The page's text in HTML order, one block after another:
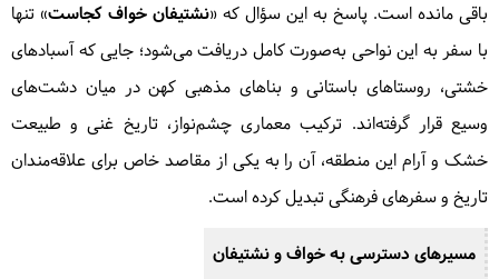
باقی مانده است. پاسخ به این سؤال که «نشتیفان خواف کجاست» تنها
با سفر به این نواحی به‌صورت کامل دریافت می‌شود؛ جایی که آسبادهای
خشتی، روستاهای باستانی و بناهای مذهبی کهن در میان دشت‌های
وسیع قرار گرفته‌اند. ترکیب معماری چشم‌نواز، تاریخ غنی و طبیعت
خشک و آرام این منطقه، آن را به یکی از مقاصد خاص برای علاقه‌مندان
تاریخ و سفرهای فرهنگی تبدیل کرده است.
مسیرهای دسترسی به خواف و نشتیفان